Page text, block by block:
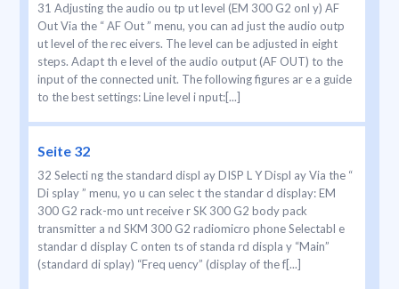
31 Adjusting the audio ou tp ut level (EM 300 G2 onl y) AF
Out Via the “ AF Out ” menu, you can ad just the audio outp
ut level of the rec eivers. The level can be adjusted in eight
steps. Adapt th e level of the audio output (AF OUT) to the
input of the connected unit. The following figures ar e a guide
to the best settings: Line level i nput:[...]
Seite 32
32 Selecti ng the standard displ ay DISP L Y Displ ay Via the “
Di splay ” menu, yo u can selec t the standar d display: EM
300 G2 rack-mo unt receive r SK 300 G2 body pack
transmitter a nd SKM 300 G2 radiomicro phone Selectabl e
standar d display C onten ts of standa rd displa y “Main”
(standard di splay) “Freq uency” (display of the f[...]